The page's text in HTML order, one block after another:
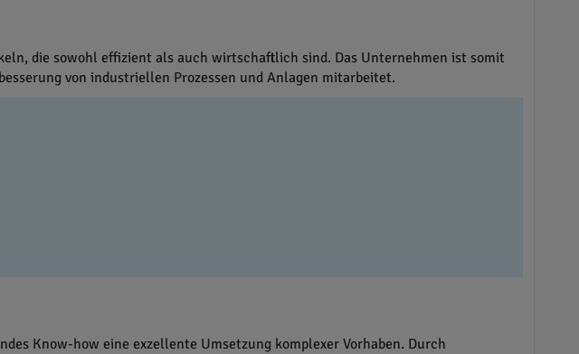
die sowohl effizient als auch wirtschaftlich sind. Das Unternehmen ist somit
von industriellen Prozessen und Anlagen mitarbeitet.
Know-how eine exzellente Umsetzung komplexer Vorhaben. Durch